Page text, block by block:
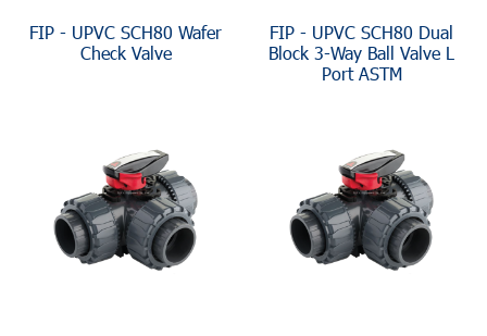
FIP - UPVC SCH80 Wafer
Check Valve
FIP - UPVC SCH80 Dual
Block 3-Way Ball Valve L
Port ASTM